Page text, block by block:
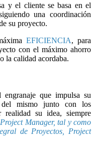
y el cliente se basa en el
una coordinación
su proyecto.
EFICIENCIA, para
con el máximo ahorro
la calidad acordaba.
que impulsa su
del mismo junto con los
realidad su idea, siempre
Manager, tal y como
de Proyectos, Project